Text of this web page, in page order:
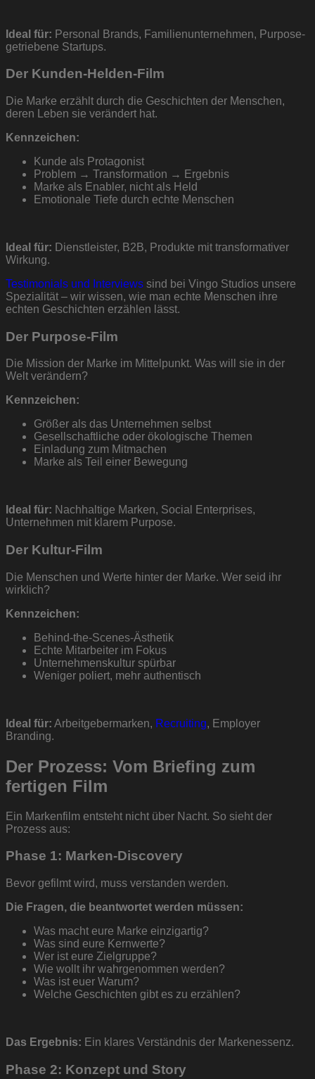
Ideal für: Personal Brands, Familienunternehmen, Purpose-
getriebene Startups.
Der Kunden-Helden-Film
Die Marke erzählt durch die Geschichten der Menschen,
deren Leben sie verändert hat.
Kennzeichen:
Kunde als Protagonist
Problem → Transformation → Ergebnis
Marke als Enabler, nicht als Held
Emotionale Tiefe durch echte Menschen
Ideal für: Dienstleister, B2B, Produkte mit transformativer
Wirkung.
Testimonials und Interviews sind bei Vingo Studios unsere
Spezialität – wir wissen, wie man echte Menschen ihre
echten Geschichten erzählen lässt.
Der Purpose-Film
Die Mission der Marke im Mittelpunkt. Was will sie in der
Welt verändern?
Kennzeichen:
Größer als das Unternehmen selbst
Gesellschaftliche oder ökologische Themen
Einladung zum Mitmachen
Marke als Teil einer Bewegung
Ideal für: Nachhaltige Marken, Social Enterprises,
Unternehmen mit klarem Purpose.
Der Kultur-Film
Die Menschen und Werte hinter der Marke. Wer seid ihr
wirklich?
Kennzeichen:
Behind-the-Scenes-Ästhetik
Echte Mitarbeiter im Fokus
Unternehmenskultur spürbar
Weniger poliert, mehr authentisch
Ideal für: Arbeitgebermarken, Recruiting, Employer
Branding.
Der Prozess: Vom Briefing zum
fertigen Film
Ein Markenfilm entsteht nicht über Nacht. So sieht der
Prozess aus:
Phase 1: Marken-Discovery
Bevor gefilmt wird, muss verstanden werden.
Die Fragen, die beantwortet werden müssen:
Was macht eure Marke einzigartig?
Was sind eure Kernwerte?
Wer ist eure Zielgruppe?
Wie wollt ihr wahrgenommen werden?
Was ist euer Warum?
Welche Geschichten gibt es zu erzählen?
Das Ergebnis: Ein klares Verständnis der Markenessenz.
Phase 2: Konzept und Story